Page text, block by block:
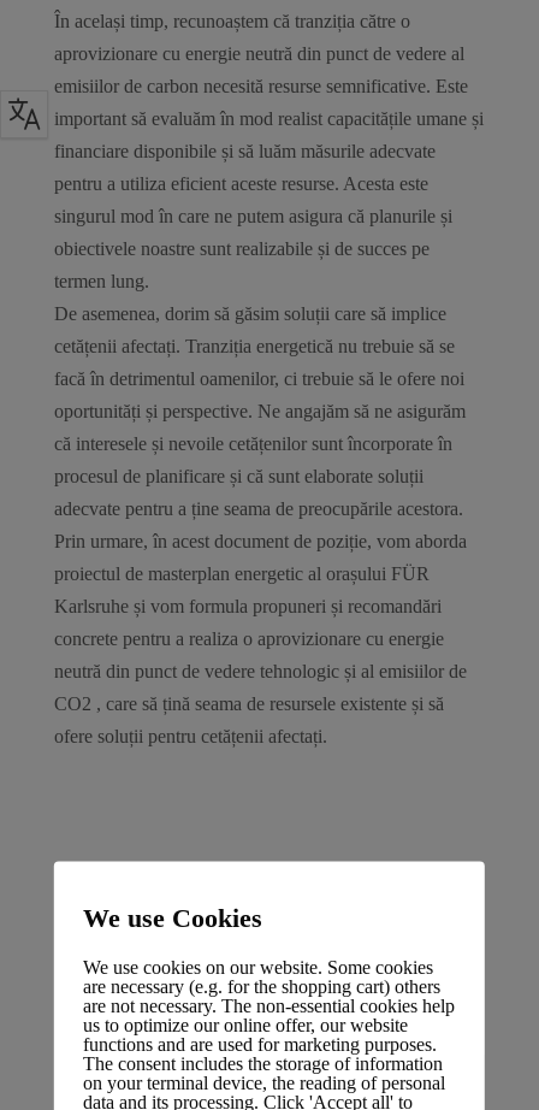
În același timp, recunoaștem că tranziția către o
aprovizionare cu energie neutră din punct de vedere al
emisiilor de carbon necesită resurse semnificative. Este
important să evaluăm în mod realist capacitățile umane și
financiare disponibile și să luăm măsurile adecvate
pentru a utiliza eficient aceste resurse. Acesta este
singurul mod în care ne putem asigura că planurile și
obiectivele noastre sunt realizabile și de succes pe
termen lung.
De asemenea, dorim să găsim soluții care să implice
cetățenii afectați. Tranziția energetică nu trebuie să se
facă în detrimentul oamenilor, ci trebuie să le ofere noi
oportunități și perspective. Ne angajăm să ne asigurăm
că interesele și nevoile cetățenilor sunt încorporate în
procesul de planificare și că sunt elaborate soluții
adecvate pentru a ține seama de preocupările acestora.
Prin urmare, în acest document de poziție, vom aborda
proiectul de masterplan energetic al orașului FÜR
Karlsruhe și vom formula propuneri și recomandări
concrete pentru a realiza o aprovizionare cu energie
neutră din punct de vedere tehnologic și al emisiilor de
CO2 , care să țină seama de resursele existente și să
ofere soluții pentru cetățenii afectați.
Alegători liberi | FÜR Karlsruhe
consiliul municipal info
We use Cookies
We use cookies on our website. Some cookies
are necessary (e.g. for the shopping cart) others
are not necessary. The non-essential cookies help
us to optimize our online offer, our website
functions and are used for marketing purposes.
The consent includes the storage of information
on your terminal device, the reading of personal
data and its processing. Click 'Accept all' to